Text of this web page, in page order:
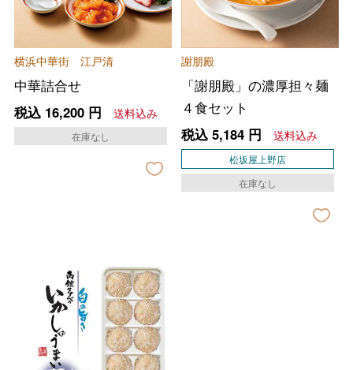
横浜中華街 江戸清
中華詰合せ
税込 16,200円 送料込み
在庫なし
謝朋殿
「謝朋殿」の濃厚担々麺
４食セット
税込 5,184円 送料込み
松坂屋上野店
在庫なし
バレンタインチョコレート